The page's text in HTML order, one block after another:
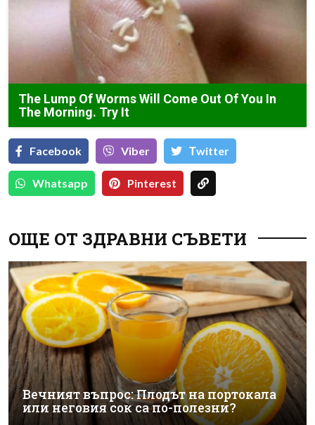
The Lump Of Worms Will Come Out Of You In
The Morning. Try It
Facebook Viber Тwitter
Whatsapp Pinterest
ОЩЕ ОТ ЗДРАВНИ СЪВЕТИ
Вечният въпрос: Плодът на портокала
или неговия сок са по-полезни?